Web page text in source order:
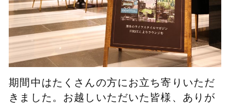
期間中はたくさんの方にお立ち寄りいただ
きました。 お越しいただいた皆様、ありが